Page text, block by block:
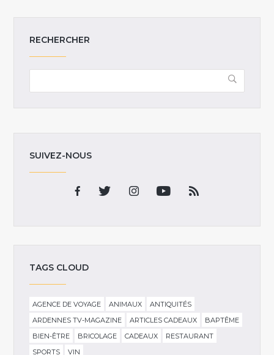
RECHERCHER
SUIVEZ-NOUS
TAGS CLOUD
AGENCE DE VOYAGE ANIMAUX
ANTIQUITÉS
ARDENNES TV-MAGAZINE
ARTICLES CADEAUX
BAPTÊME
BIEN-ÊTRE
BRICOLAGE CADEAUX
RESTAURANT
SPORTS
VIN